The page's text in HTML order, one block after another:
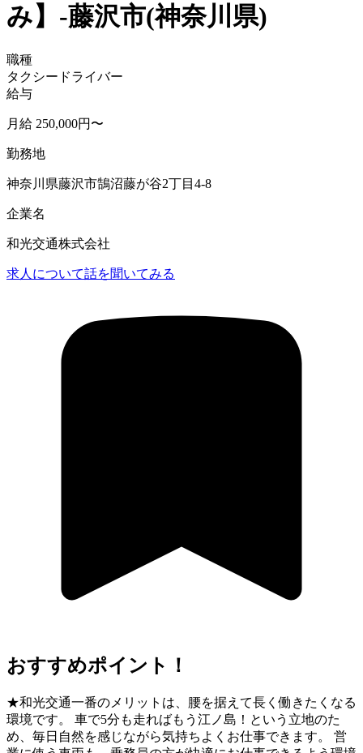
み】-藤沢市(神奈川県)
職種
タクシードライバー
給与
月給 250,000円〜
勤務地
神奈川県藤沢市鵠沼藤が谷2丁目4-8
企業名
和光交通株式会社
求人について話を聞いてみる
おすすめポイント！
★和光交通一番のメリットは、腰を据えて長く働きたくなる
環境です。 車で5分も走ればもう江ノ島！という立地のた
め、毎日自然を感じながら気持ちよくお仕事できます。 営